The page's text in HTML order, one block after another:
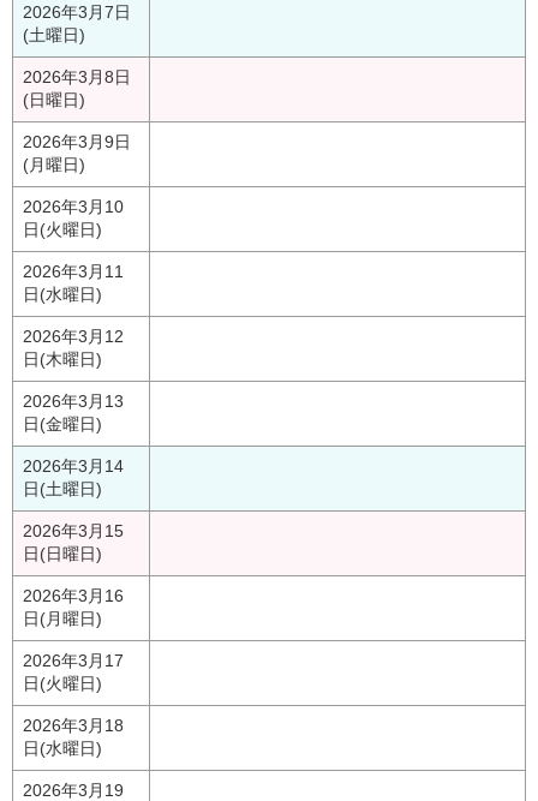
2026年3月7日
(土曜日)
2026年3月8日
(日曜日)
2026年3月9日
(月曜日)
2026年3月10
日(火曜日)
2026年3月11
日(水曜日)
2026年3月12
日(木曜日)
2026年3月13
日(金曜日)
2026年3月14
日(土曜日)
2026年3月15
日(日曜日)
2026年3月16
日(月曜日)
2026年3月17
日(火曜日)
2026年3月18
日(水曜日)
2026年3月19